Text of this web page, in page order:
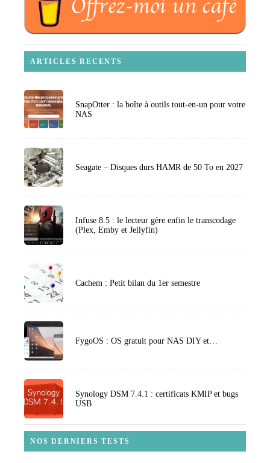
ARTICLES RECENTS
SnapOtter : la boîte à outils tout-en-un pour votre
NAS
Seagate – Disques durs HAMR de 50 To en 2027
Infuse 8.5 : le lecteur gère enfin le transcodage
(Plex, Emby et Jellyfin)
Cachem : Petit bilan du 1er semestre
FygoOS : OS gratuit pour NAS DIY et…
Synology DSM 7.4.1 : certificats KMIP et bugs
USB
NOS DERNIERS TESTS